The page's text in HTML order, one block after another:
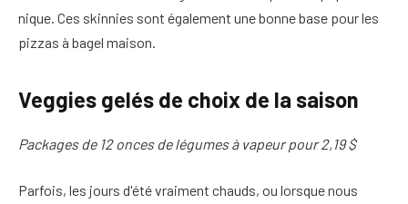
nique. Ces skinnies sont également une bonne base pour les
pizzas à bagel maison.
Veggies gelés de choix de la saison
Packages de 12 onces de légumes à vapeur pour 2,19 $
Parfois, les jours d'été vraiment chauds, ou lorsque nous